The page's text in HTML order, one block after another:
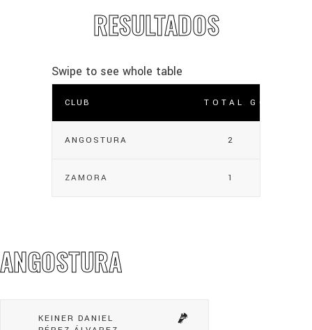
RESULTADOS
CLUB TOTAL GOLES
ANGOSTURA 2
ZAMORA 1
ANGOSTURA
KEINER DANIEL